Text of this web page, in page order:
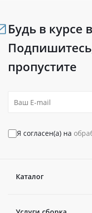
Будь в курсе
пропустите
Я согласен(а) на
Каталог